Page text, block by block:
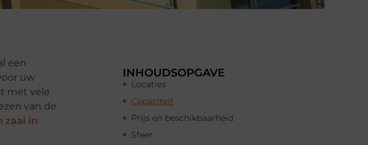
een
uw
met vele
van de
zaal in
INHOUDSOPGAVE
Locaties
Capaciteit
Prijs en beschikbaarheid
Sfeer